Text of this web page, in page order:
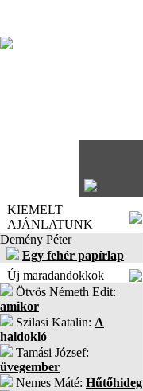
KIEMELT
AJÁNLATUNK
Demény Péter
Egy fehér papírlap
Új maradandokkok
Ötvös Németh Edit:
amikor
Szilasi Katalin: A
haldokló
Tamási József:
üvegember
Nemes Máté: Hűtőhideg